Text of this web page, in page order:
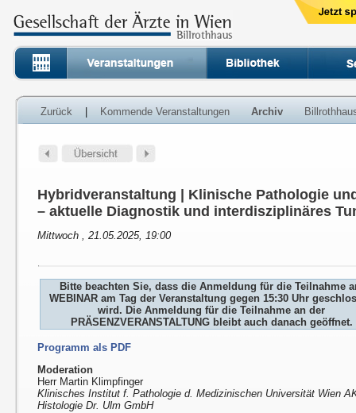
Zurück Kommende Veranstaltungen Archiv
Hybridveranstaltung | Klinische Pathologie
– aktuelle Diagnostik und interdisziplinäres
Mittwoch , 21.05.2025, 19:00
Bitte beachten Sie, dass die Anmeldung für die Teilnahme
WEBINAR am Tag der Veranstaltung gegen 15:30 Uhr
wird. Die Anmeldung für die Teilnahme an der
PRÄSENZVERANSTALTUNG bleibt auch danach geöffnet.
Programm als PDF
Moderation
Herr Martin Klimpfinger
Klinisches Institut f. Pathologie d. Medizinischen Universität Wien
Histologie Dr. Ulm GmbH